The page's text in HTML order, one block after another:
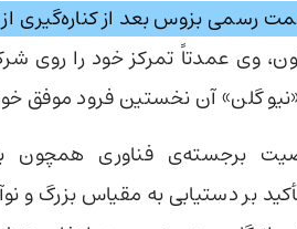
بزوس بعد از کناره‌گیری از
وی عمدتاً تمرکز خود را روی
گلن» آن نخستین فرود موفق
برجسته‌ی فناوری همچون
بر دستیابی به مقیاس بزرگ و